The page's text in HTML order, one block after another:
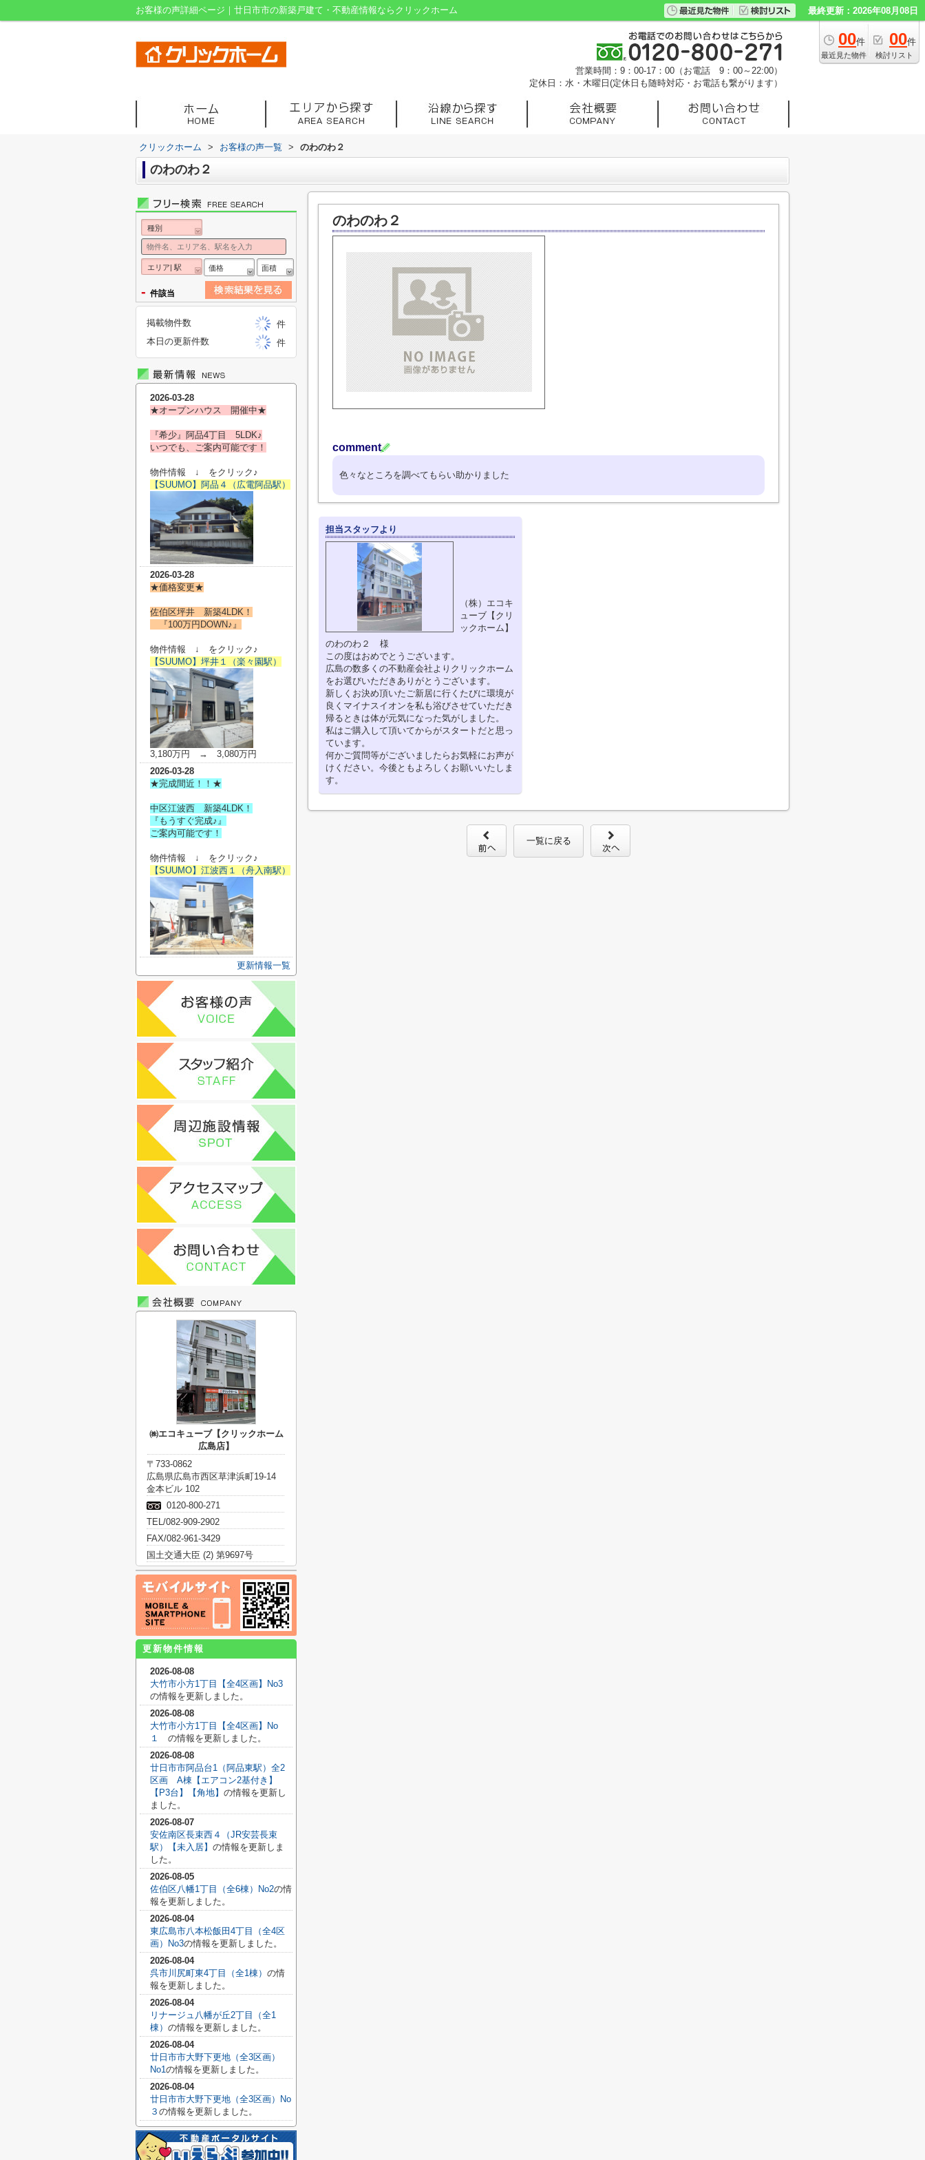
お客様の声詳細ページ｜廿日市市の新築戸建て・不動産情報ならクリックホーム 最終更新：2026年08月08日
00件
最近見た物件
00件
検討リスト
営業時間：9：00-17：00（お電話 9：00～22:00）
定休日：水・木曜日(定休日も随時対応・お電話も繋がります）
クリックホーム > お客様の声一覧 > のわのわ２
のわのわ２
のわのわ２
comment
色々なところを調べてもらい助かりました
担当スタッフより
（株）エコキ
ューブ【クリ
ックホーム】
のわのわ２ 様
この度はおめでとうございます。
広島の数多くの不動産会社よりクリックホーム
をお選びいただきありがとうございます。
新しくお決め頂いたご新居に行くたびに環境が
良くマイナスイオンを私も浴びさせていただき
帰るときは体が元気になった気がしました。
私はご購入して頂いてからがスタートだと思っ
ています。
何かご質問等がございましたらお気軽にお声が
けください。今後ともよろしくお願いいたしま
す。
一覧に戻る
種別
エリア| 駅 価格 面積
- 件該当
掲載物件数
件
本日の更新件数
件
2026-03-28
★オープンハウス 開催中★
『希少』阿品4丁目 5LDK♪
いつでも、ご案内可能です！
物件情報 ↓ をクリック♪
【SUUMO】阿品４（広電阿品駅）
2026-03-28
★価格変更★
佐伯区坪井 新築4LDK！
『100万円DOWN♪』
物件情報 ↓ をクリック♪
【SUUMO】坪井１（楽々園駅）
3,180万円 → 3,080万円
2026-03-28
★完成間近！！★
中区江波西 新築4LDK！
『もうすぐ完成♪』
ご案内可能です！
物件情報 ↓ をクリック♪
【SUUMO】江波西１（舟入南駅）
更新情報一覧
㈱エコキューブ【クリックホーム
広島店】
〒733-0862
広島県広島市西区草津浜町19-14
金本ビル 102
0120-800-271
TEL/082-909-2902
FAX/082-961-3429
国土交通大臣 (2) 第9697号
更新物件情報
2026-08-08
大竹市小方1丁目【全4区画】No3
の情報を更新しました。
2026-08-08
大竹市小方1丁目【全4区画】No
１ の情報を更新しました。
2026-08-08
廿日市市阿品台1（阿品東駅）全2
区画 A棟【エアコン2基付き】
【P3台】【角地】 の情報を更新し
ました。
2026-08-07
安佐南区長束西４（JR安芸長束
駅）【未入居】 の情報を更新しま
した。
2026-08-05
佐伯区八幡1丁目（全6棟）No2の情
報を更新しました。
2026-08-04
東広島市八本松飯田4丁目（全4区
画）No3の情報を更新しました。
2026-08-04
呉市川尻町東4丁目（全1棟） の情
報を更新しました。
2026-08-04
リナージュ八幡が丘2丁目（全1
棟） の情報を更新しました。
2026-08-04
廿日市市大野下更地（全3区画）
No1 の情報を更新しました。
2026-08-04
廿日市市大野下更地（全3区画）No
３ の情報を更新しました。